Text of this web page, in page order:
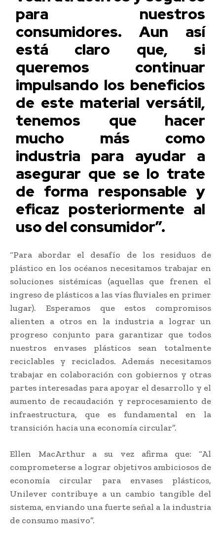
para nuestros
consumidores. Aun así
está claro que, si
queremos continuar
impulsando los beneficios
de este material versátil,
tenemos que hacer
mucho más como
industria para ayudar a
asegurar que se lo trate
de forma responsable y
eficaz posteriormente al
uso del consumidor”.
“Para abordar el desafío de los residuos de
plástico en los océanos necesitamos trabajar en
soluciones sistémicas (aquellas que frenen el
ingreso de plásticos a las vías fluviales en primer
lugar). Esperamos que estos compromisos
alienten a otros en la industria a lograr un
progreso conjunto para garantizar que todos
nuestros envases plásticos sean totalmente
reciclables y reciclados. Además necesitamos
trabajar en colaboración con gobiernos y otras
partes interesadas para apoyar el desarrollo y el
aumento de recaudación y reprocesamiento de
infraestructura, que es fundamental en la
transición hacia una economía circular”.
Ellen MacArthur a su vez afirma que: “Al
comprometerse a lograr objetivos ambiciosos de
economía circular para envases plásticos,
Unilever contribuye a un cambio tangible del
sistema, enviando una fuerte señal a la industria
de consumo masivo”.